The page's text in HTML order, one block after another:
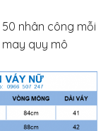
nhân công mỗi
quy mô